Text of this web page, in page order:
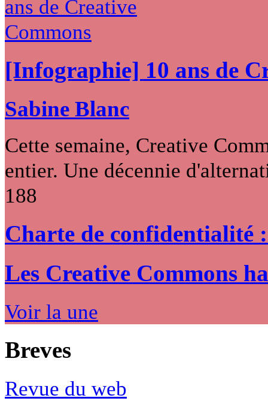
[Infographie] 10 ans de
Sabine Blanc
Cette semaine, Creative
entier. Une décennie
188
Charte de confidentialité
Les Creative Commons
Voir la une
Breves
Revue du web